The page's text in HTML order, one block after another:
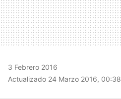
3 Febrero 2016
Actualizado 24 Marzo 2016, 00:38